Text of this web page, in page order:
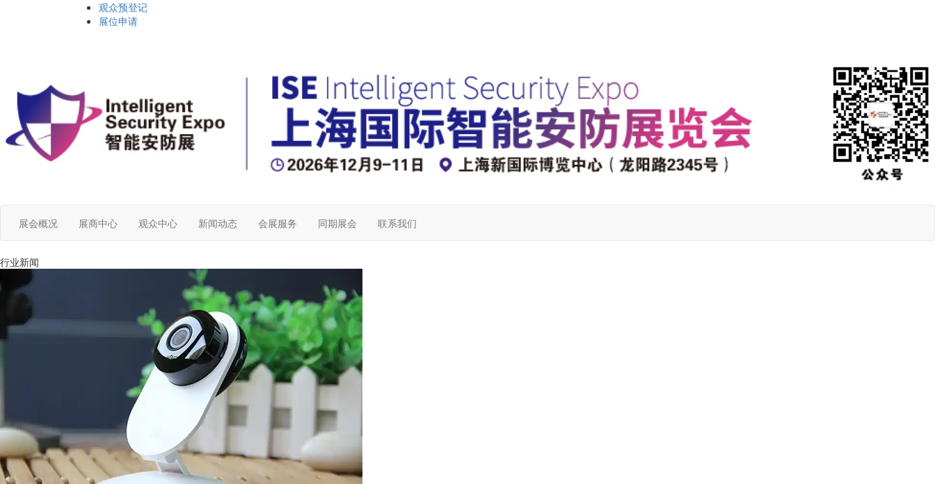
观众预登记
展位申请
展会概况 展商中心 观众中心 新闻动态 会展服务 同期展会 联系我们
行业新闻